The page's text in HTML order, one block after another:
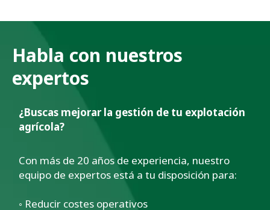
Habla con nuestros
expertos
¿Buscas mejorar la gestión de tu explotación
agrícola?
Con más de 20 años de experiencia, nuestro
equipo de expertos está a tu disposición para:
◦ Reducir costes operativos